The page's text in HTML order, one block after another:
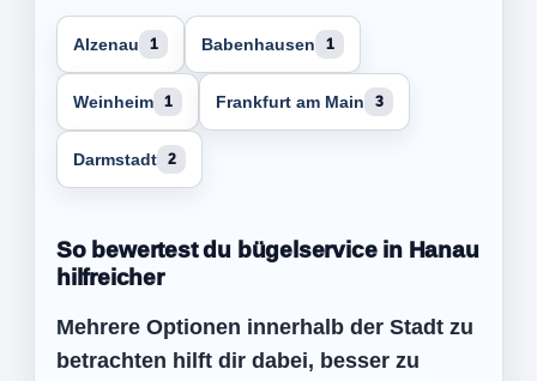
Alzenau 1 Babenhausen 1
Weinheim 1 Frankfurt am Main 3
Darmstadt 2
So bewertest du bügelservice in Hanau
hilfreicher
Mehrere Optionen innerhalb der Stadt zu
betrachten hilft dir dabei, besser zu